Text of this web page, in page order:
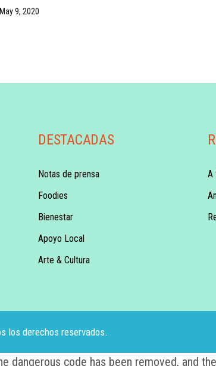
May 9, 2020
DESTACADAS
Notas de prensa
Foodies
Bienestar
Apoyo Local
Arte & Cultura
A
los derechos reservados.
code has been removed, and